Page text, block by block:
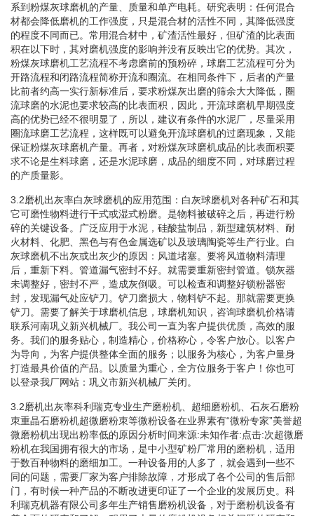
系到粉煤灰球磨机的产量、质量和单产电耗。研究表明：任何混合
材都会降低磨机的工作强度，只是混合材的活性不同，其降低强度
的程度不同而已。常用混合材中，矿渣活性最好，但矿渣的比表面
积在以下时，其对磨机强度的影响并没有反映出它的优势。其次，
粉煤灰球磨机工艺流程不考虑磨前的预粉碎，球磨工艺流程可分为
开路流程和闭路流程简称开流和圈流。在相同条件下，后者的产量
比前者约高一实行新标准后，要求粉煤灰出磨的筛余大大降低，圈
流球磨的水泥也要求较高的比表面积，因此，开流球磨机早期强度
高的优势已经不很明显了，所以，建议有条件的水泥厂，尽量采用
圈流球磨工艺流程，这样既可以避免开流球磨机的过磨现象，又能
保证粉煤灰球磨机产量。再者，对粉煤灰球磨机成品的比表面积要
求不论是生料球磨，还是水泥球磨，成品的细度不同，对球磨过程
的产质量影。
3.2磨机出灰率白灰球磨机的应用范围：白灰球磨机对各种矿石和其
它可磨性物料进行干式或湿式粉磨。是物料被破碎之后，再进行粉
碎的关键设备。广泛应用于水泥，硅酸盐制品，新型建筑材料、耐
火材料、化肥、黑色与有色金属选矿以及玻璃陶瓷等生产行业。白
灰球磨机不出灰或出灰少的原因：风道堵塞。要将风道物料清理
后，重新下料。管道漏气密封不好。就需要重新密封管道。锁灰器
未调整好，密封不严，造成灰倒吸。可以检查和调整好锁粉器密
封，发现漏气处应铲刀。铲刀磨损大，物料铲不起。那就需要更换
铲刀。需要了解关于球磨机信息，球磨机知识，咨询球磨机价格请
联系河南巩义新兴机械厂。我公司一直为客户提供优质，高效的服
务。我们的服务贴心，制造精心，价格称心，令客户放心。以客户
为导向，为客户提供整体全面的服务；以服务为核心，为客户量身
打造最具价值的产品。以质量为重心，全方位服务于客户！你也可
以登录我厂网站：巩义市新兴机械厂关闭。
3.2磨机出灰率科利瑞克专业生产磨粉机、超细磨粉机、石灰石磨粉
朿重晶石磨粉机超微磨粉朿等微粉设备在业界素有“微粉专家”美誉超
微磨粉机出现出粉率低的原因分析时间来源:未知作者:点击:次超微磨
粉机在我国拥有很大的市场，是中小型矿粉厂常用的磨粉机，适用
于数百种物料的磨细加工。一种设备用的人多了，就会遇到一些不
同的问题，需要厂家为客户排除故障，才形成了各个公司的售后部
门，有时候一种产品的不断改进更印证了一个企业的发展历史。科
利瑞克机器有限公司多年生产销售磨粉机设备，对于磨粉机设备有